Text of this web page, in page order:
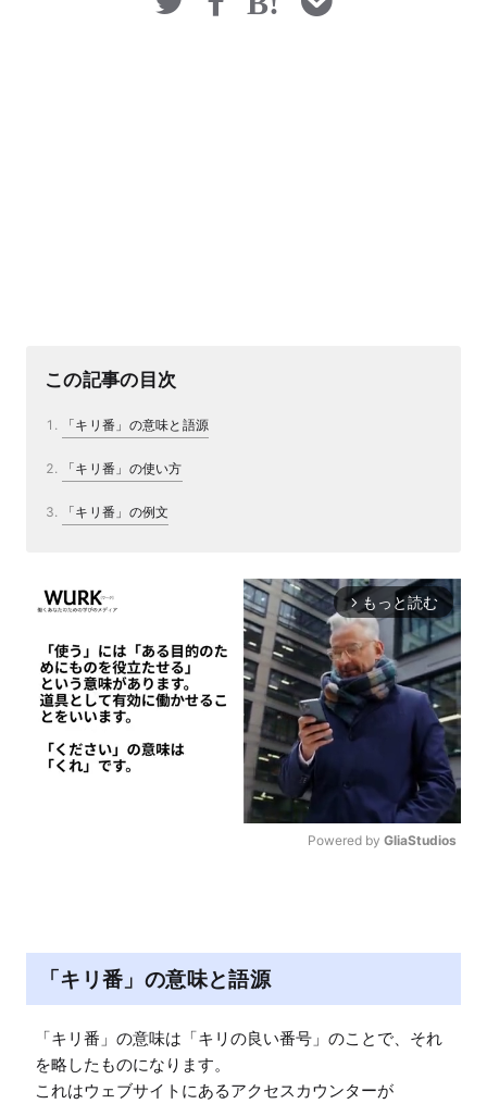
この記事の目次
「キリ番」の意味と語源
「キリ番」の使い方
「キリ番」の例文
arrow_forward_ios もっと読む
Powered by GliaStudios
「キリ番」の意味と語源
「キリ番」の意味は「キリの良い番号」のことで、それ
を略したものになります。
これはウェブサイトにあるアクセスカウンターが